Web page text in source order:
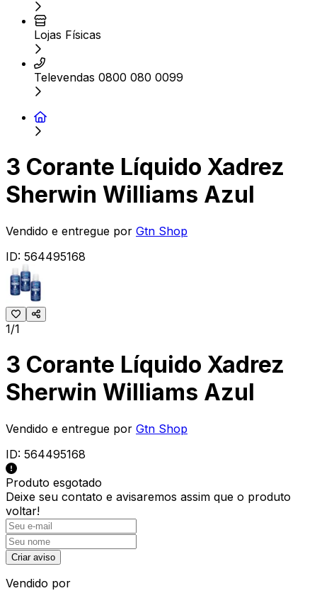
Lojas Físicas
Televendas 0800 080 0099
3 Corante Líquido Xadrez
Sherwin Williams Azul
Vendido e entregue por Gtn Shop
ID: 564495168
1/1
3 Corante Líquido Xadrez
Sherwin Williams Azul
Vendido e entregue por Gtn Shop
ID: 564495168
Produto esgotado
Deixe seu contato e avisaremos assim que o produto
voltar!
Criar aviso
Vendido por